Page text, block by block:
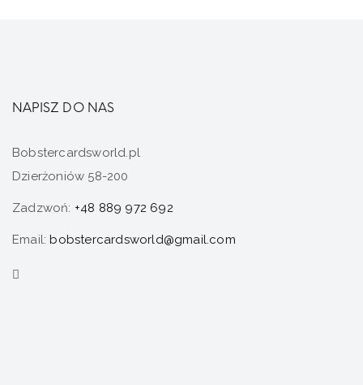
NAPISZ DO NAS
Bobstercardsworld.pl
Dzierżoniów 58-200
Zadzwoń: +48 889 972 692
Email:bobstercardsworld@gmail.com